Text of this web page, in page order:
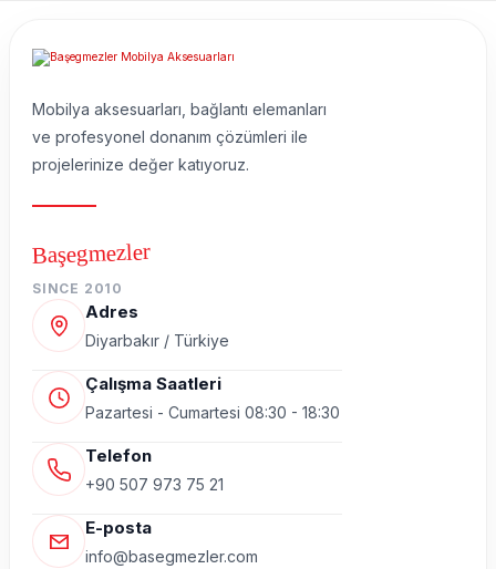
Mobilya aksesuarları, bağlantı elemanları
ve profesyonel donanım çözümleri ile
projelerinize değer katıyoruz.
Başegmezler
SINCE 2010
Adres
Diyarbakır / Türkiye
Çalışma Saatleri
Pazartesi - Cumartesi 08:30 - 18:30
Telefon
+90 507 973 75 21
E-posta
info@basegmezler.com